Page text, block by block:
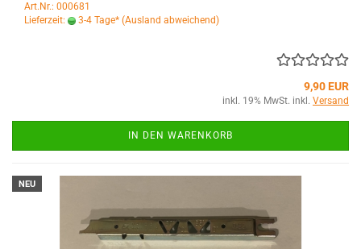
Art.Nr.: 000681
Lieferzeit:
3-4 Tage* (Ausland abweichend)
9,90 EUR
inkl. 19% MwSt. inkl. Versand
IN DEN WARENKORB
NEU